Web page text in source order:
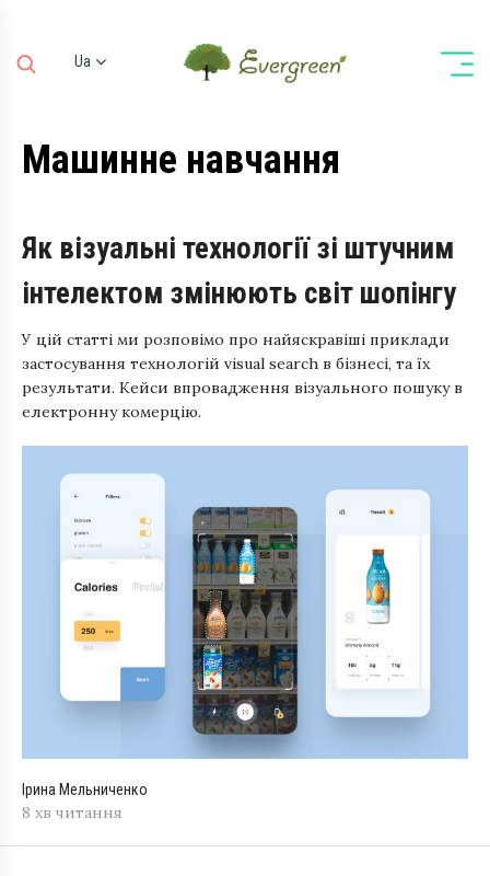
Ua
De
Машинне навчання
Як візуальні технології зі штучним
інтелектом змінюють світ шопінгу
У цій статті ми розповімо про найяскравіші приклади
застосування технологій visual search в бізнесі, та їх
результати. Кейси впровадження візуального пошуку в
електронну комерцію.
Ірина Мельниченко
8 хв читання